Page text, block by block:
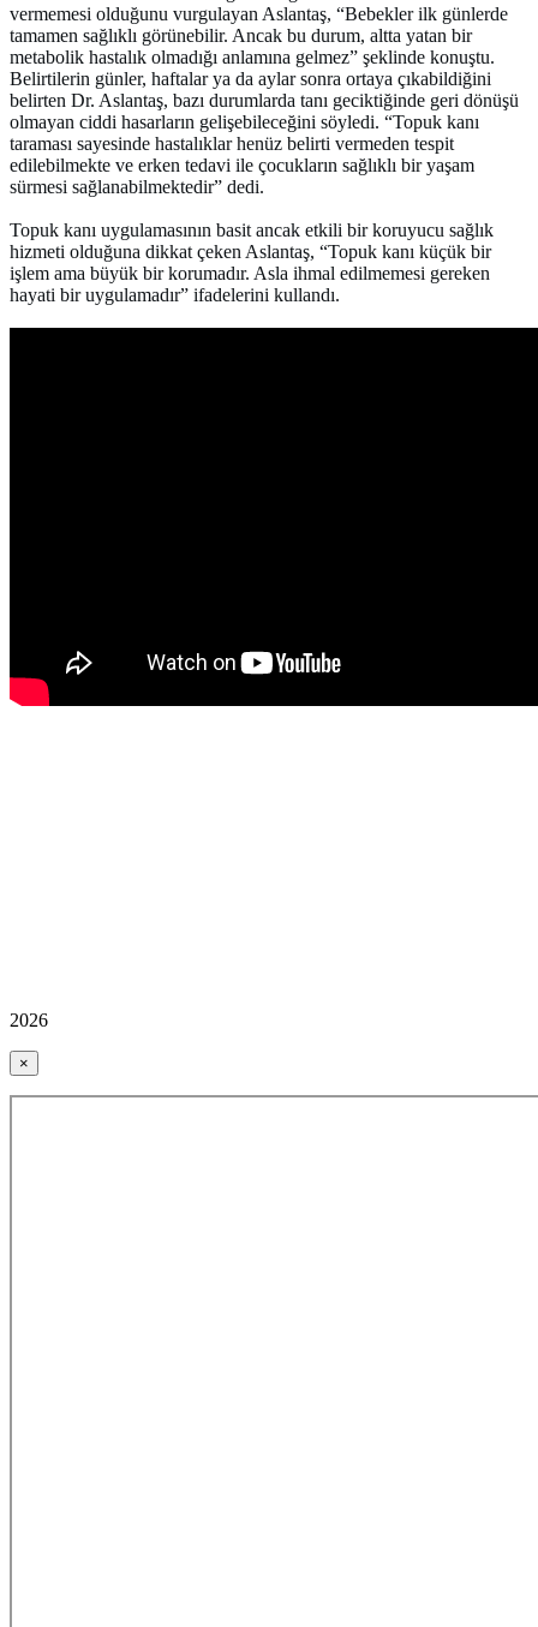
vermemesi olduğunu vurgulayan Aslantaş, “Bebekler ilk günlerde
tamamen sağlıklı görünebilir. Ancak bu durum, altta yatan bir
metabolik hastalık olmadığı anlamına gelmez” şeklinde konuştu.
Belirtilerin günler, haftalar ya da aylar sonra ortaya çıkabildiğini
belirten Dr. Aslantaş, bazı durumlarda tanı geciktiğinde geri dönüşü
olmayan ciddi hasarların gelişebileceğini söyledi. “Topuk kanı
taraması sayesinde hastalıklar henüz belirti vermeden tespit
edilebilmekte ve erken tedavi ile çocukların sağlıklı bir yaşam
sürmesi sağlanabilmektedir” dedi.
Topuk kanı uygulamasının basit ancak etkili bir koruyucu sağlık
hizmeti olduğuna dikkat çeken Aslantaş, “Topuk kanı küçük bir
işlem ama büyük bir korumadır. Asla ihmal edilmemesi gereken
hayati bir uygulamadır” ifadelerini kullandı.
2026
×